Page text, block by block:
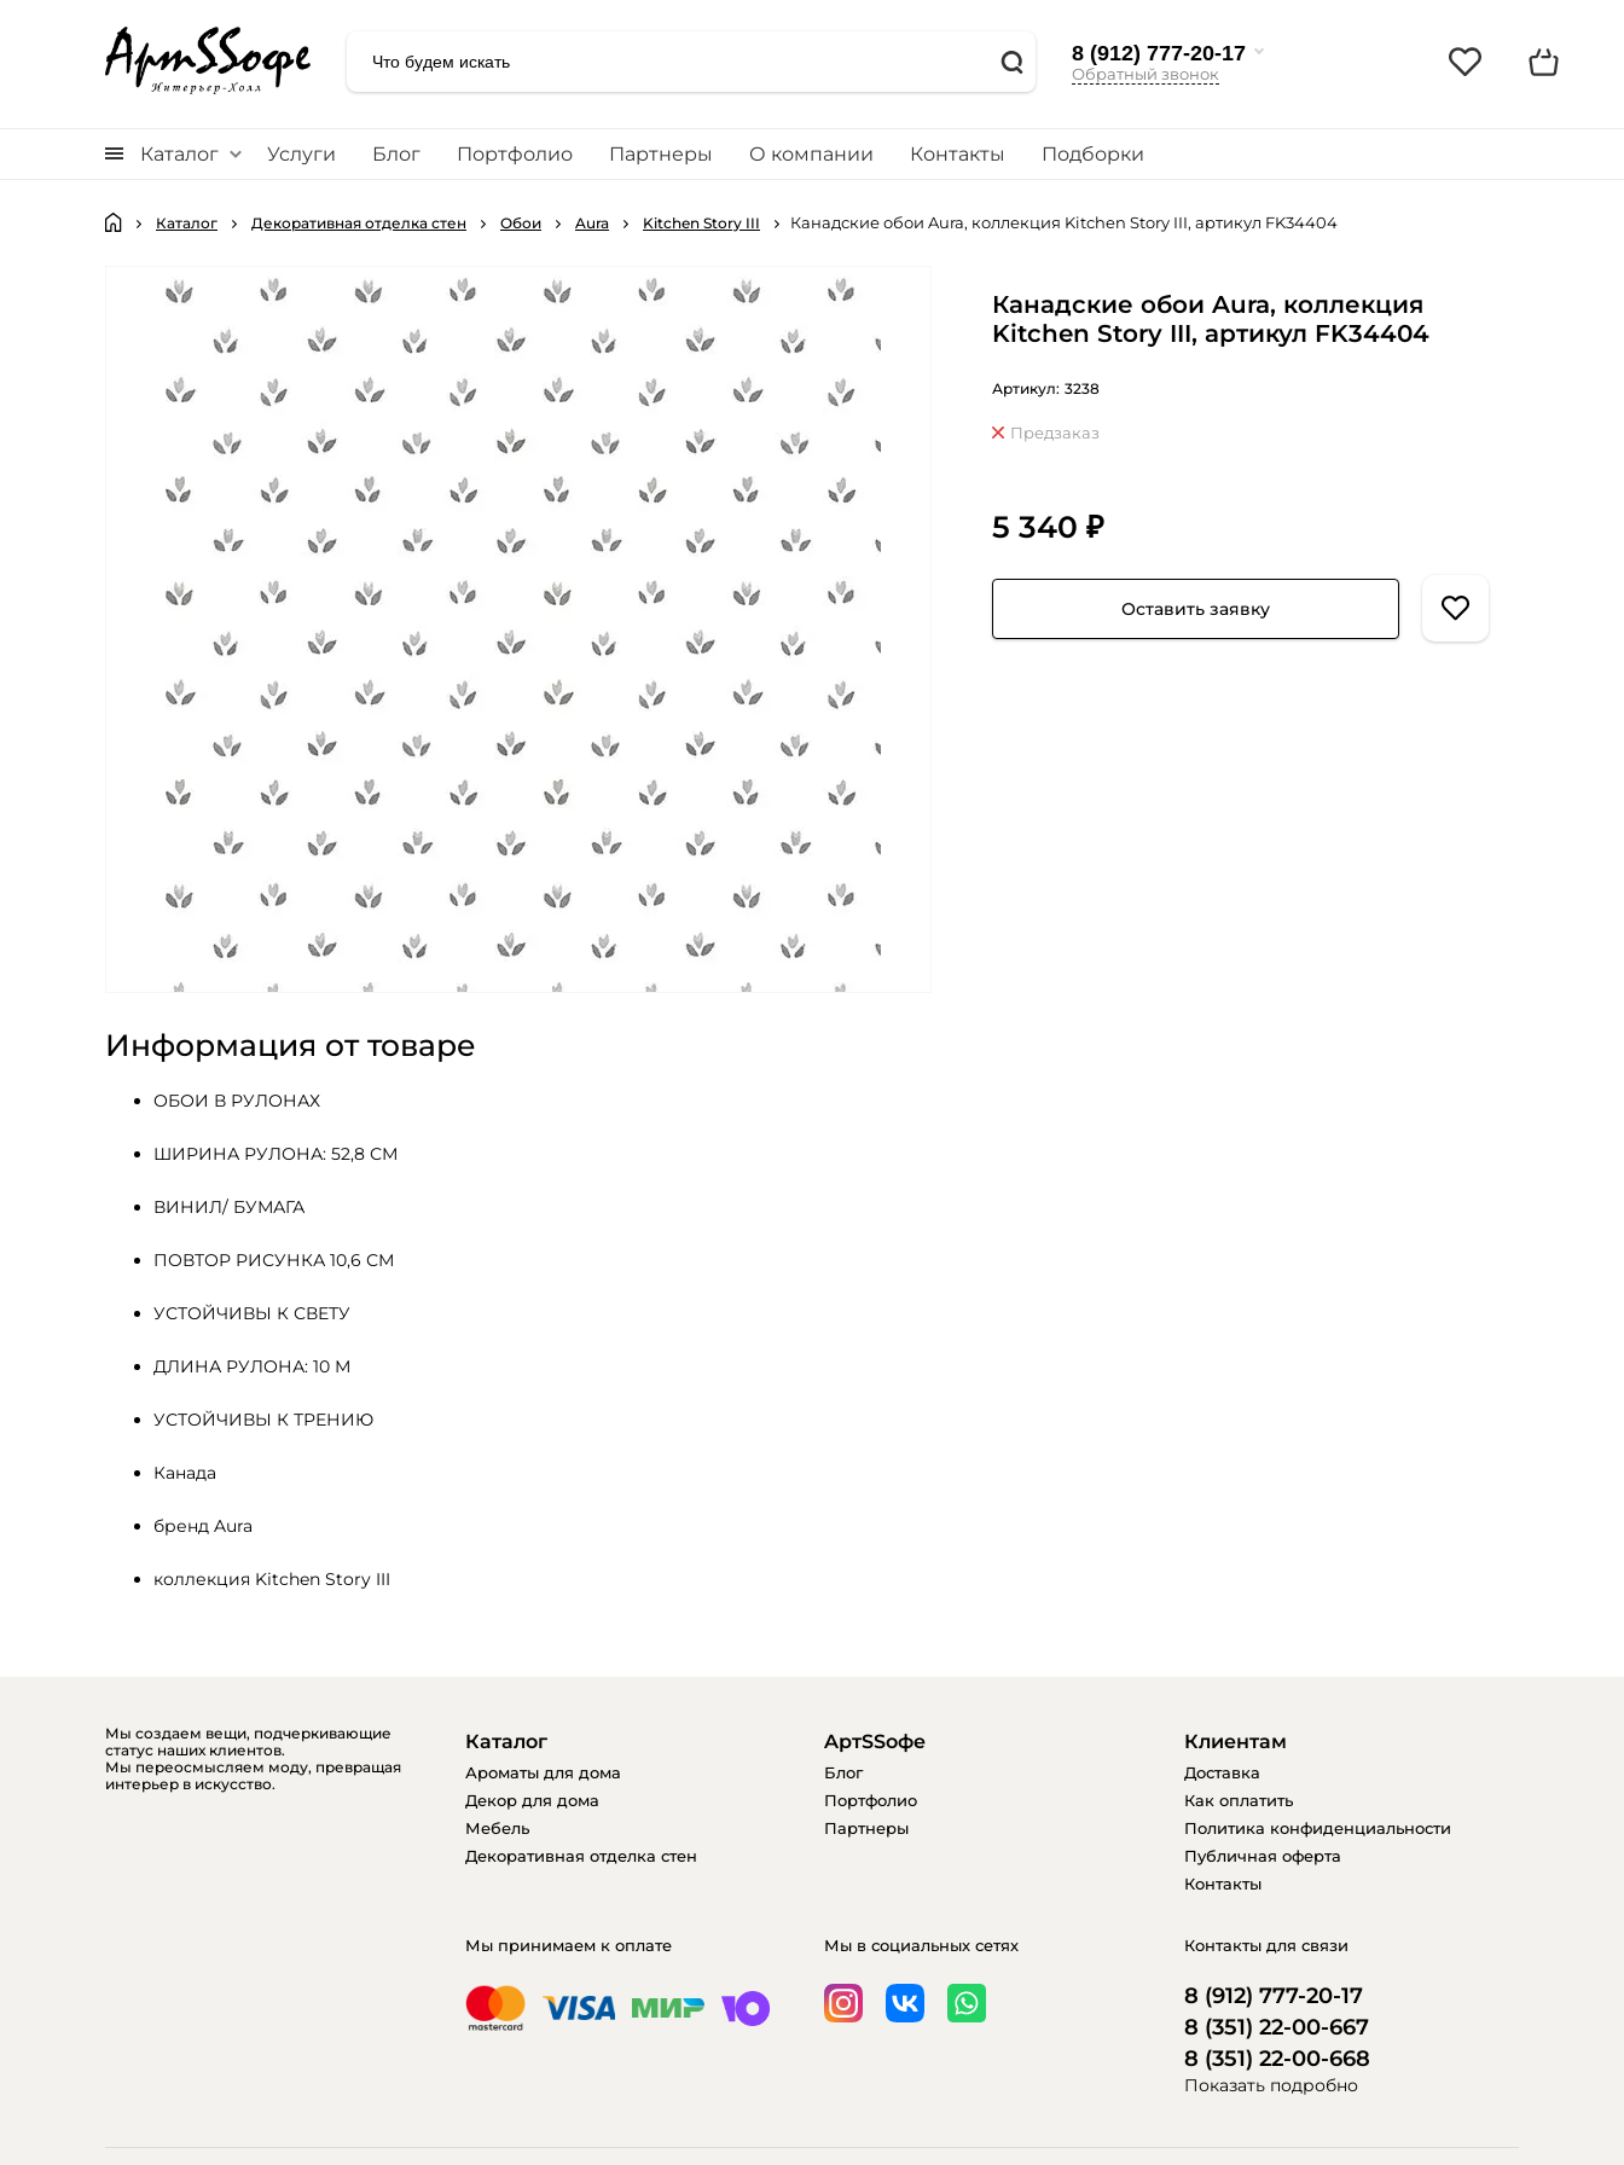
8 (912) 777-20-17
Обратный звонок
Каталог Услуги Блог Портфолио Партнеры О компании Контакты Подборки
Каталог Декоративная отделка стен Обои Aura Kitchen Story III Канадские обои Aura, коллекция Kitchen Story III, артикул FK34404
Информация от товаре
ОБОИ В РУЛОНАХ
ШИРИНА РУЛОНА: 52,8 СМ
ВИНИЛ/ БУМАГА
ПОВТОР РИСУНКА 10,6 СМ
УСТОЙЧИВЫ К СВЕТУ
ДЛИНА РУЛОНА: 10 М
УСТОЙЧИВЫ К ТРЕНИЮ
Канада
бренд Aura
коллекция Kitchen Story III
Канадские обои Aura, коллекция
Kitchen Story III, артикул FK34404
Артикул: 3238
Предзаказ
5 340 ₽
Оставить заявку
Мы создаем вещи, подчеркивающие
статус наших клиентов.
Мы переосмысляем моду, превращая
интерьер в искусство.
Каталог
Ароматы для дома
Декор для дома
Мебель
Декоративная отделка стен
AртSSофе
Блог
Портфолио
Партнеры
Клиентам
Доставка
Как оплатить
Политика конфиденциальности
Публичная оферта
Контакты
Мы принимаем к оплате Мы в социальных сетях Контакты для связи
8 (912) 777-20-17
8 (351) 22-00-667
8 (351) 22-00-668
Показать подробно